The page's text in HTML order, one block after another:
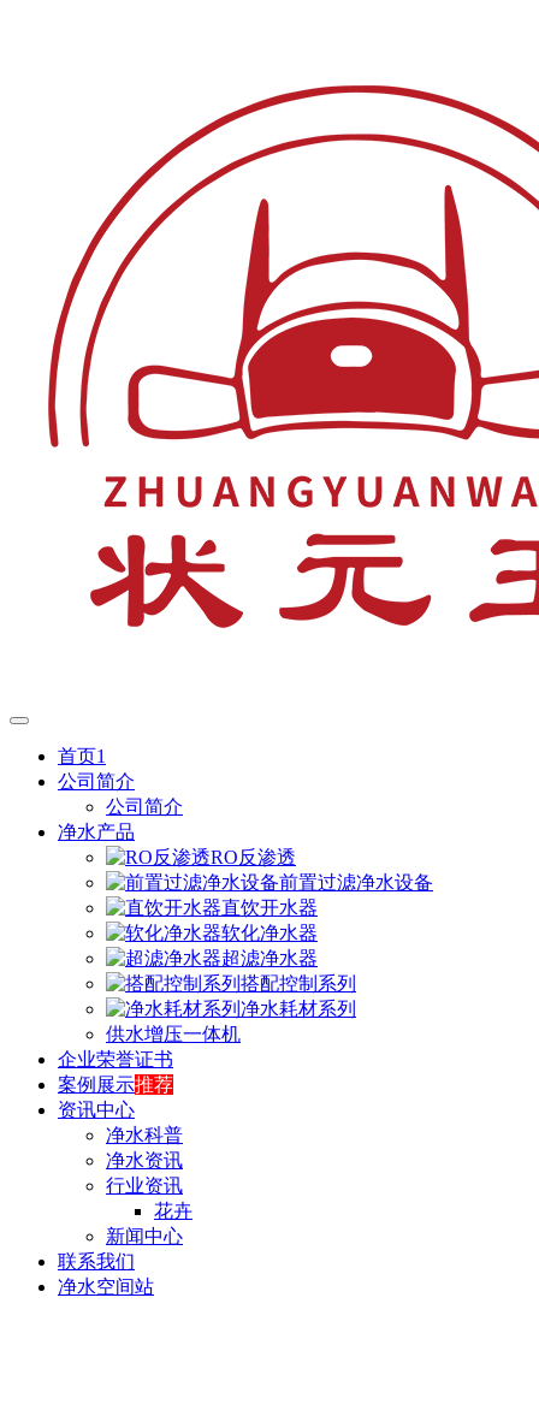
首页1
公司简介
公司简介
净水产品
RO反渗透
前置过滤净水设备
直饮开水器
软化净水器
超滤净水器
搭配控制系列
净水耗材系列
供水增压一体机
企业荣誉证书
案例展示推荐
资讯中心
净水科普
净水资讯
行业资讯
花卉
新闻中心
联系我们
净水空间站